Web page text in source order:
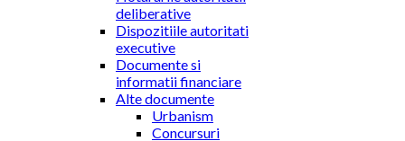
deliberative
Dispozitiile autoritati
executive
Documente si
informatii financiare
Alte documente
Urbanism
Concursuri